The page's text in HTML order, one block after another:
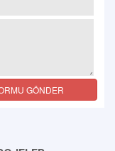
GÖNDER